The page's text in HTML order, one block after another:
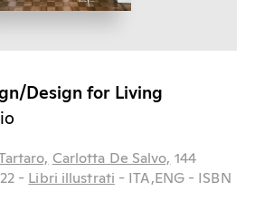
Design for Living
Carlotta De Salvo, 144
- Libri illustrati - ITA,ENG - ISBN